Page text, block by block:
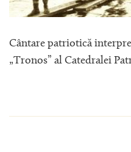
Cântare patriotică
„Tronos” al Catedralei